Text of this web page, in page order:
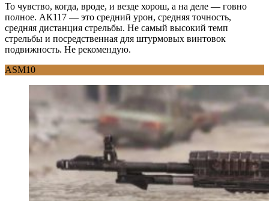
То чувство, когда, вроде, и везде хорош, а на деле — говно
полное. АК117 — это средний урон, средняя точность,
средняя дистанция стрельбы. Не самый высокий темп
стрельбы и посредственная для штурмовых винтовок
подвижность. Не рекомендую.
ASM10